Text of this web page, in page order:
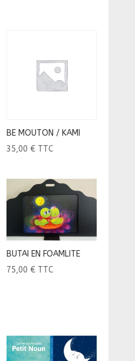
BE MOUTON / KAMI
35,00 € TTC
BUTAI EN FOAMLITE
75,00 € TTC